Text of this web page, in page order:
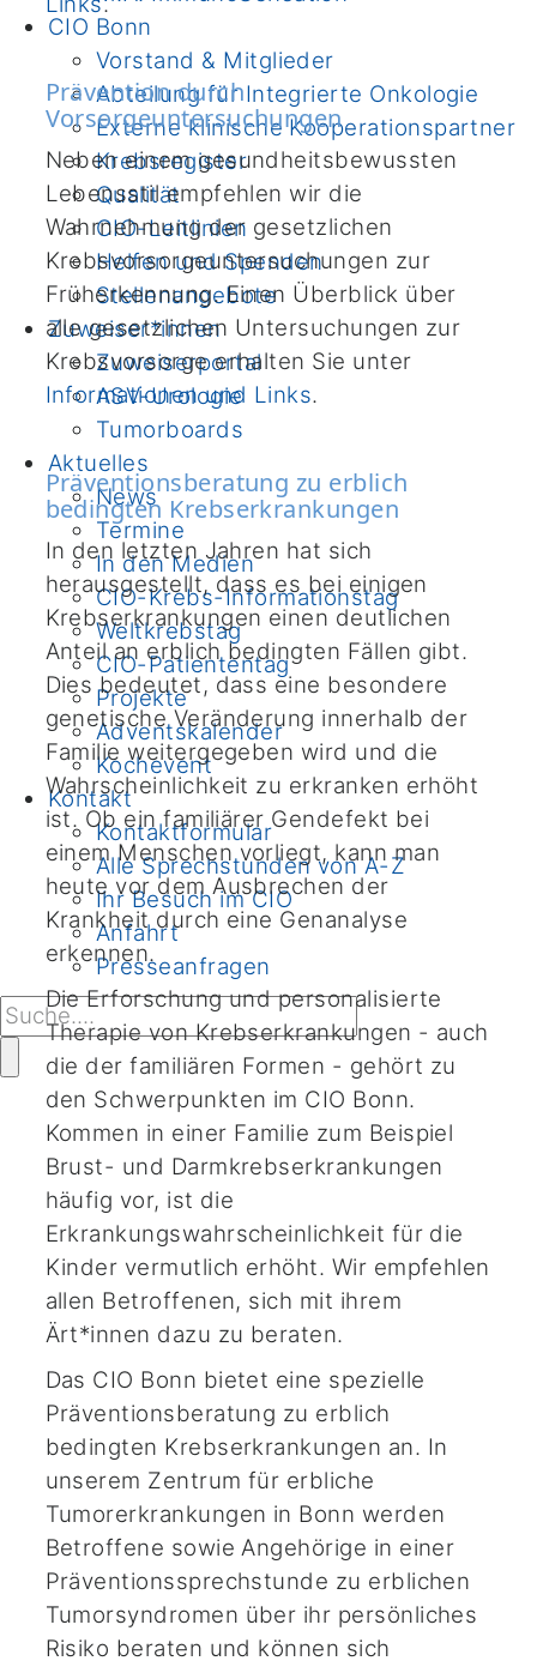
CIO Bonn
Vorstand & Mitglieder
Abteilung für Integrierte Onkologie
Externe klinische Kooperationspartner
Krebsregister
Qualität
CIO-Leitlinien
Helfen und Spenden
Stellenangebote
Zuweiser*innen
Zuweiserportal
ASV-Urologie
Tumorboards
Aktuelles
News
Termine
In den Medien
CIO-Krebs-Informationstag
Weltkrebstag
CIO-Patiententag
Projekte
Adventskalender
Kochevent
Kontakt
Kontaktformular
Alle Sprechstunden von A-Z
Ihr Besuch im CIO
Anfahrt
Presseanfragen
Prävention durch
Vorsorgeuntersuchungen
Neben einem gesundheitsbewussten
Lebensstil empfehlen wir die
Wahrnehmung der gesetzlichen
Krebsvorsorgeuntersuchungen zur
Früherkennung. Einen Überblick über
alle gesetzlichen Untersuchungen zur
Krebsvorsorge erhalten Sie unter
Informationen und Links.
Präventionsberatung zu erblich
bedingten Krebserkrankungen
In den letzten Jahren hat sich
herausgestellt, dass es bei einigen
Krebserkrankungen einen deutlichen
Anteil an erblich bedingten Fällen gibt.
Dies bedeutet, dass eine besondere
genetische Veränderung innerhalb der
Familie weitergegeben wird und die
Wahrscheinlichkeit zu erkranken erhöht
ist. Ob ein familiärer Gendefekt bei
einem Menschen vorliegt, kann man
heute vor dem Ausbrechen der
Krankheit durch eine Genanalyse
erkennen.
Die Erforschung und personalisierte
Therapie von Krebserkrankungen - auch
die der familiären Formen - gehört zu
den Schwerpunkten im CIO Bonn.
Kommen in einer Familie zum Beispiel
Brust- und Darmkrebserkrankungen
häufig vor, ist die
Erkrankungswahrscheinlichkeit für die
Kinder vermutlich erhöht. Wir empfehlen
allen Betroffenen, sich mit ihrem
Ärt*innen dazu zu beraten.
Das CIO Bonn bietet eine spezielle
Präventionsberatung zu erblich
bedingten Krebserkrankungen an. In
unserem Zentrum für erbliche
Tumorerkrankungen in Bonn werden
Betroffene sowie Angehörige in einer
Präventionssprechstunde zu erblichen
Tumorsyndromen über ihr persönliches
Risiko beraten und können sich